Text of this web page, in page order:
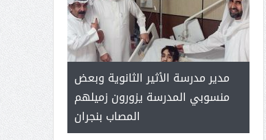
( محمد
مدير مدرسة الأثير الثانوية وبعض
منسوبي المدرسة يزورون زميلهم
المصاب بنجران